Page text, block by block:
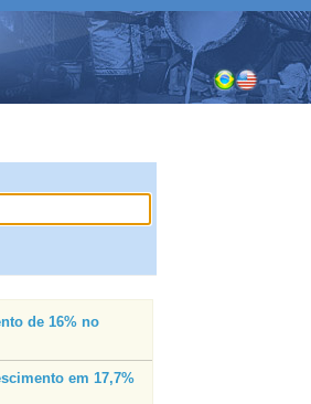
de 16% no
em 17,7%